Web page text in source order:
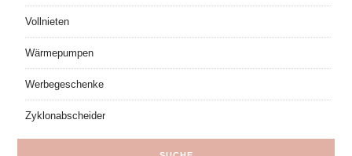
Vollnieten
Wärmepumpen
Werbegeschenke
Zyklonabscheider